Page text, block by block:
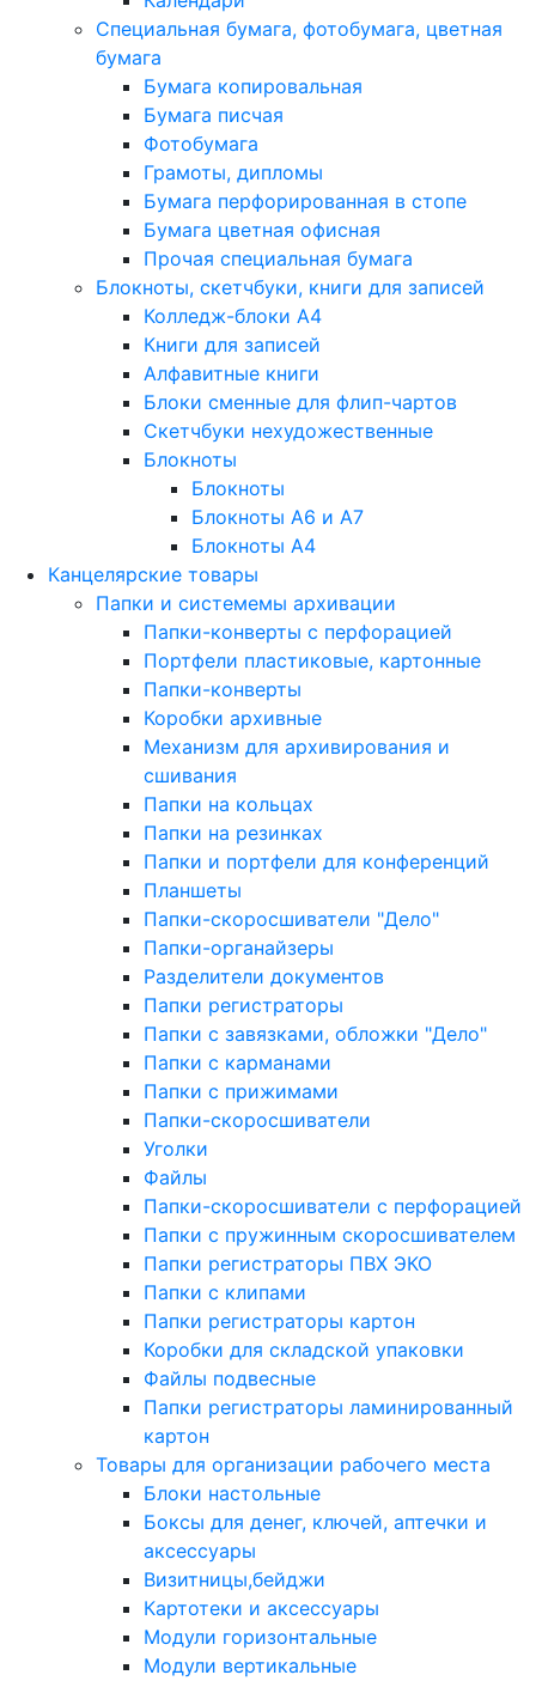
Специальная бумага, фотобумага, цветная
бумага
Бумага копировальная
Бумага писчая
Фотобумага
Грамоты, дипломы
Бумага перфорированная в стопе
Бумага цветная офисная
Прочая специальная бумага
Блокноты, скетчбуки, книги для записей
Колледж-блоки А4
Книги для записей
Алфавитные книги
Блоки сменные для флип-чартов
Скетчбуки нехудожественные
Блокноты
Блокноты
Блокноты A6 и A7
Блокноты A4
Канцелярские товары
Папки и системемы архивации
Папки-конверты с перфорацией
Портфели пластиковые, картонные
Папки-конверты
Коробки архивные
Механизм для архивирования и
сшивания
Папки на кольцах
Папки на резинках
Папки и портфели для конференций
Планшеты
Папки-скоросшиватели "Дело"
Папки-органайзеры
Разделители документов
Папки регистраторы
Папки с завязками, обложки "Дело"
Папки с карманами
Папки с прижимами
Папки-скоросшиватели
Уголки
Файлы
Папки-скоросшиватели с перфорацией
Папки с пружинным скоросшивателем
Папки регистраторы ПВХ ЭКО
Папки с клипами
Папки регистраторы картон
Коробки для складской упаковки
Файлы подвесные
Папки регистраторы ламинированный
картон
Товары для организации рабочего места
Блоки настольные
Боксы для денег, ключей, аптечки и
аксессуары
Визитницы,бейджи
Картотеки и аксессуары
Модули горизонтальные
Модули вертикальные